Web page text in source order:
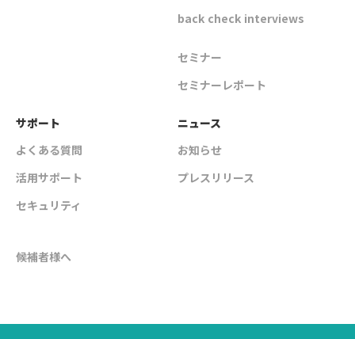
back check interviews
セミナー
セミナーレポート
サポート
よくある質問
活用サポート
セキュリティ
ニュース
お知らせ
プレスリリース
候補者様へ